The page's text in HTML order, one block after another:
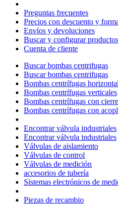
Preguntas frecuentes
Precios con descuento y
Envíos y devoluciones
Buscar y configurar productos
Cuenta de cliente
Buscar bombas centrifugas
Buscar bombas centrifugas
Bombas centrífugas
Bombas centrífugas verticales
Bombas centrífugas con
Bombas centrífugas con
Encontrar válvula industriales
Encontrar válvula industriales
Válvulas de aislamiento
Válvulas de control
Válvulas de medición
accesorios de tubería
Sistemas electrónicos de
Piezas de recambio